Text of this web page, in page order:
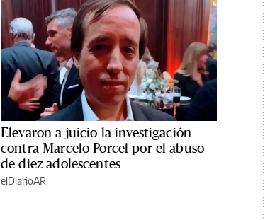
Elevaron a juicio la investigación
contra Marcelo Porcel por el abuso
de diez adolescentes
elDiarioAR